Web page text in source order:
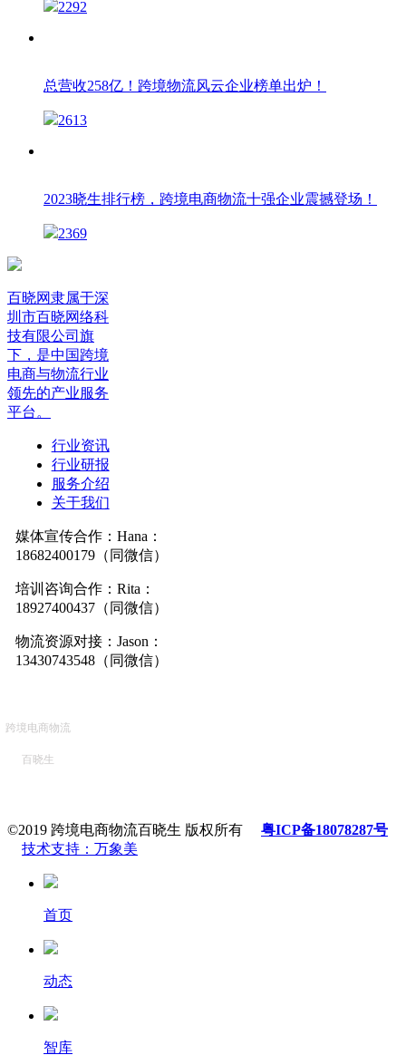
2292
总营收258亿！跨境物流风云企业榜单出炉！
2613
2023晓生排行榜，跨境电商物流十强企业震撼登场！
2369
百晓网隶属于深
圳市百晓网络科
技有限公司旗
下，是中国跨境
电商与物流行业
领先的产业服务
平台。
行业资讯
行业研报
服务介绍
关于我们
媒体宣传合作：Hana：
18682400179（同微信）
培训咨询合作：Rita：
18927400437（同微信）
物流资源对接：Jason：
13430743548（同微信）
跨境电商物流
百晓生
©2019 跨境电商物流百晓生 版权所有 粤ICP备18078287号
技术支持：万象美
首页
动态
智库